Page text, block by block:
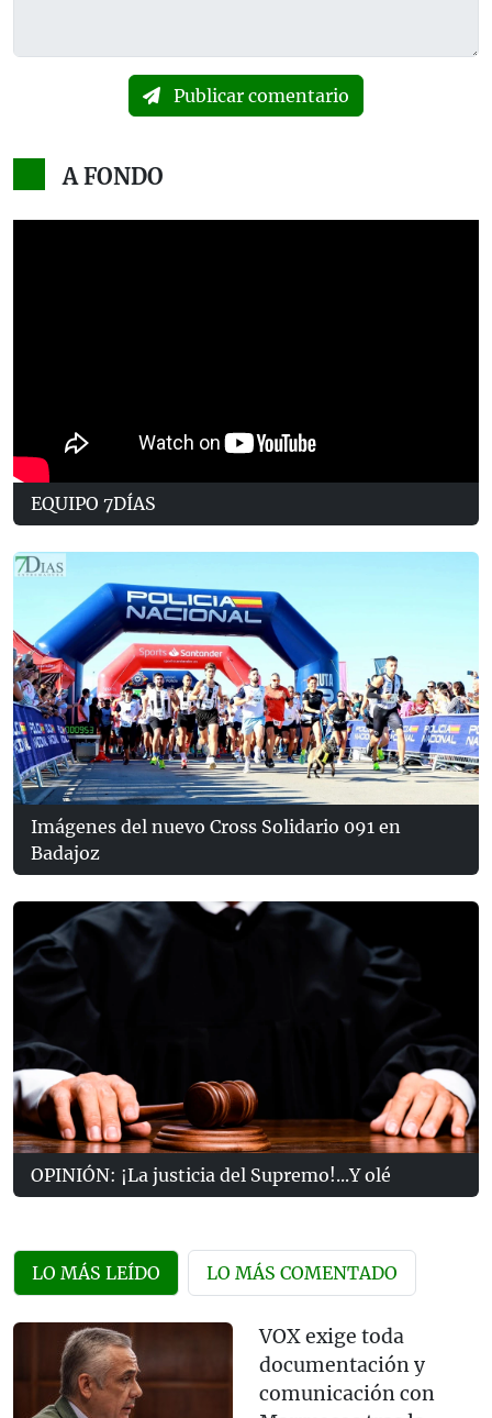
Publicar comentario
A FONDO
EQUIPO 7DÍAS
Imágenes del nuevo Cross Solidario 091 en
Badajoz
OPINIÓN: ¡La justicia del Supremo!...Y olé
LO MÁS LEÍDO LO MÁS COMENTADO
VOX exige toda
documentación y
comunicación con